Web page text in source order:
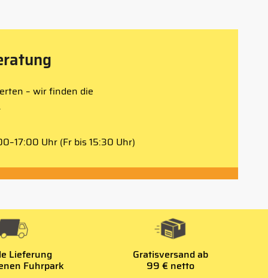
– wir finden die
Uhr (Fr bis 15:30 Uhr)
Lieferung
Fuhrpark
Gratisversand ab
99 € netto